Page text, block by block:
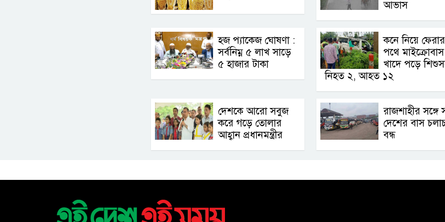
আভাস
হজ প্যাকেজ ঘোষণা :
সর্বনিম্ন ৫ লাখ সাড়ে
৫ হাজার টাকা
কনে নিয়ে ফেরার
পথে মাইক্রোবাস
খাদে পড়ে
নিহত ২, আহত ১২
দেশকে আরো সবুজ
করে গড়ে তোলার
আহ্বান প্রধানমন্ত্রীর
রাজশাহীর সঙ্গে
দেশের বাস
বন্ধ